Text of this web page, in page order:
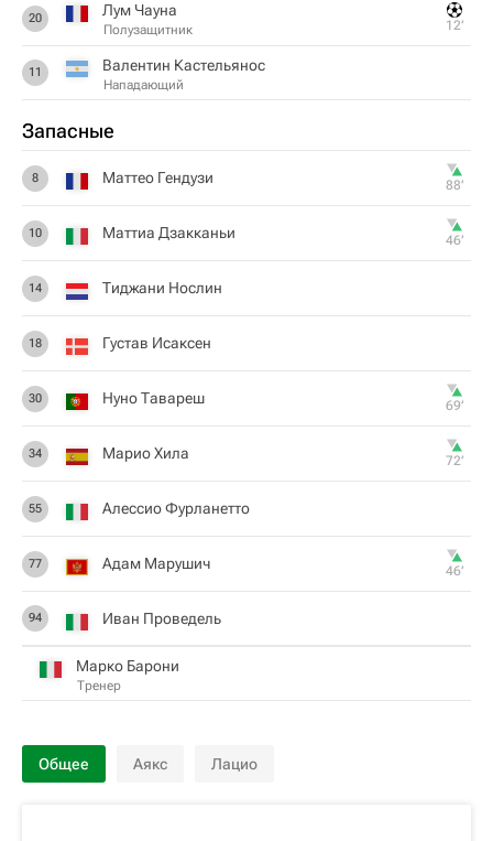
20 Лум Чауна
Полузащитник 12‎’‎
11 Валентин Кастельянос
Нападающий
Запасные
8 Маттео Гендузи 88‎’‎
10 Маттиа Дзакканьи 46‎’‎
14 Тиджани Нослин
18 Густав Исаксен
30 Нуно Тавареш 69‎’‎
34 Марио Хила 72‎’‎
55 Алессио Фурланетто
77 Адам Марушич 46‎’‎
94 Иван Проведель
Марко Барони
Тренер
Общее Аякс Лацио